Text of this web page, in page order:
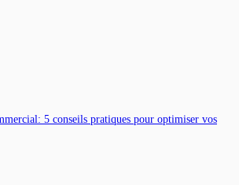
5 conseils pratiques pour optimiser vos